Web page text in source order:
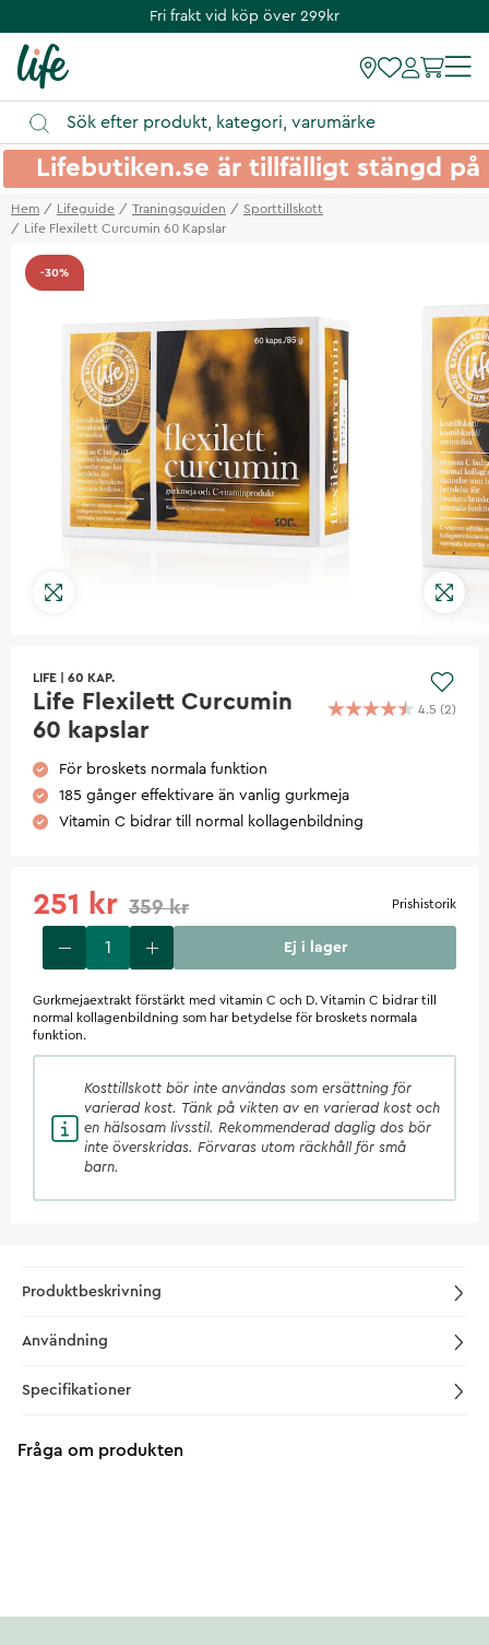
Fri frakt vid köp över 299kr
Lifebutiken.se är tillfälligt stängd
Hem Lifeguide Traningsguiden
Sporttillskott
Life Flexilett Curcumin 60 Kapslar
-30%
LIFE 60 KAP.
Life Flexilett Curcumin
60 kapslar
4.5 (2)
För broskets normala funktion
185 gånger effektivare än vanlig gurkmeja
Vitamin C bidrar till normal kollagenbildning
251 kr 359 kr Prishistorik
Ej i lager
Gurkmejaextrakt förstärkt med vitamin C och D. Vitamin C bidrar till
normal kollagenbildning som har betydelse för broskets normala
funktion.
Kosttillskott bör inte användas som ersättning för
varierad kost. Tänk på vikten av en varierad kost och
en hälsosam livsstil. Rekommenderad daglig dos bör
inte överskridas. Förvaras utom räckhåll för små
barn.
Produktbeskrivning
Användning
Specifikationer
Fråga om produkten